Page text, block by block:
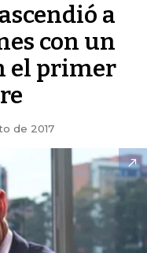
a
con un
el primer
de 2017